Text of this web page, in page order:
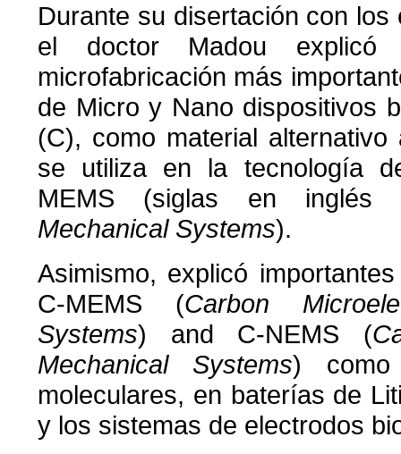
Durante su disertación con
el doctor Madou explicó
microfabricación más
de Micro y Nano dispositivos
(C), como material alternativo
se utiliza en la tecnología
MEMS (siglas en
Mechanical Systems).
Asimismo, explicó
C-MEMS (Carbon
Systems) and C-NEMS (
Mechanical Systems) como
moleculares, en baterías de
y los sistemas de electrodos